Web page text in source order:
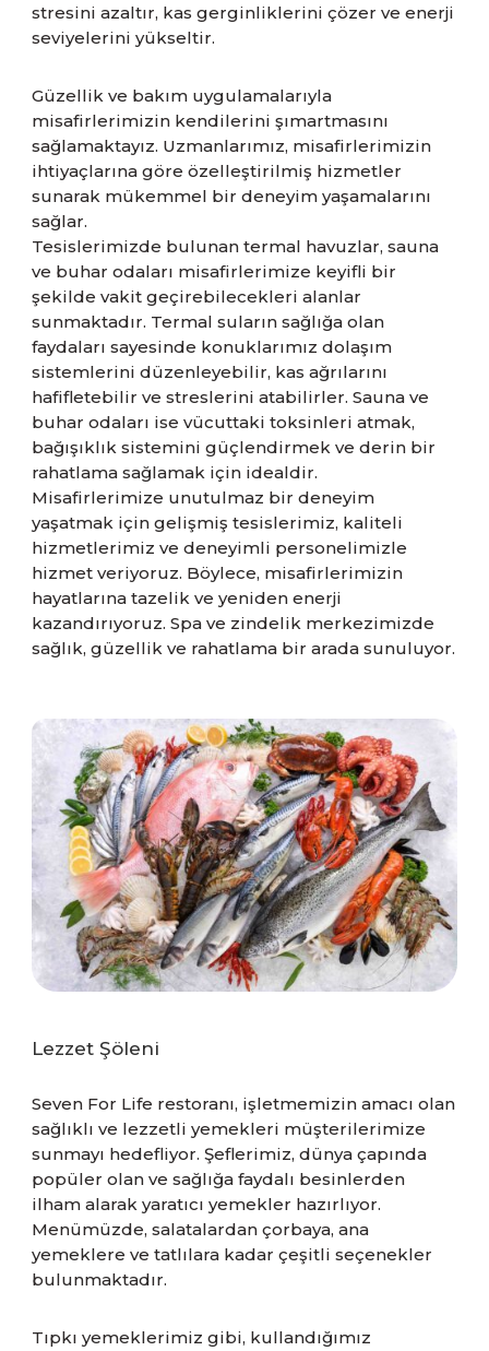
stresini azaltır, kas gerginliklerini çözer ve enerji
seviyelerini yükseltir.
Güzellik ve bakım uygulamalarıyla
misafirlerimizin kendilerini şımartmasını
sağlamaktayız. Uzmanlarımız, misafirlerimizin
ihtiyaçlarına göre özelleştirilmiş hizmetler
sunarak mükemmel bir deneyim yaşamalarını
sağlar.
Tesislerimizde bulunan termal havuzlar, sauna
ve buhar odaları misafirlerimize keyifli bir
şekilde vakit geçirebilecekleri alanlar
sunmaktadır. Termal suların sağlığa olan
faydaları sayesinde konuklarımız dolaşım
sistemlerini düzenleyebilir, kas ağrılarını
hafifletebilir ve streslerini atabilirler. Sauna ve
buhar odaları ise vücuttaki toksinleri atmak,
bağışıklık sistemini güçlendirmek ve derin bir
rahatlama sağlamak için idealdir.
Misafirlerimize unutulmaz bir deneyim
yaşatmak için gelişmiş tesislerimiz, kaliteli
hizmetlerimiz ve deneyimli personelimizle
hizmet veriyoruz. Böylece, misafirlerimizin
hayatlarına tazelik ve yeniden enerji
kazandırıyoruz. Spa ve zindelik merkezimizde
sağlık, güzellik ve rahatlama bir arada sunuluyor.
Lezzet Şöleni
Seven For Life restoranı, işletmemizin amacı olan
sağlıklı ve lezzetli yemekleri müşterilerimize
sunmayı hedefliyor. Şeflerimiz, dünya çapında
popüler olan ve sağlığa faydalı besinlerden
ilham alarak yaratıcı yemekler hazırlıyor.
Menümüzde, salatalardan çorbaya, ana
yemeklere ve tatlılara kadar çeşitli seçenekler
bulunmaktadır.
Tıpkı yemeklerimiz gibi, kullandığımız